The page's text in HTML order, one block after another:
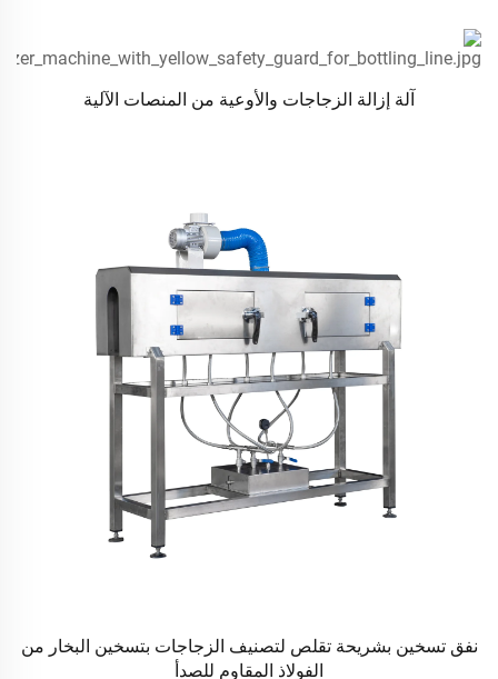
آلة إزالة الزجاجات والأوعية من المنصات الآلية
نفق تسخين بشريحة تقلص لتصنيف الزجاجات بتسخين البخار من
الفولاذ المقاوم للصدأ